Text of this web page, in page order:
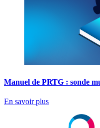
Manuel de PRTG : sonde
En savoir plus